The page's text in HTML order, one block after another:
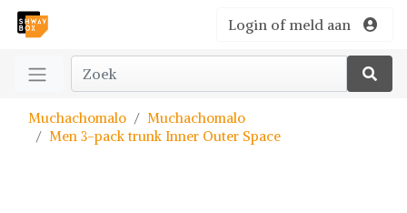
Login of meld aan
Muchachomalo
Muchachomalo
Men 3-pack trunk Inner Outer Space